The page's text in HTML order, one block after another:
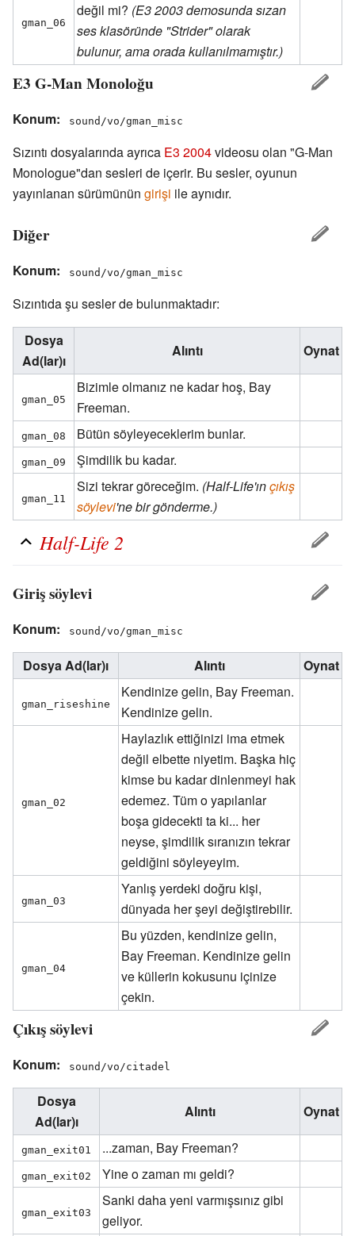
gman_06
değil mi? (E3 2003 demosunda sızan
ses klasöründe "Strider" olarak
bulunur, ama orada kullanılmamıştır.)
E3 G-Man Monoloğu
Konum: sound/vo/gman_misc
Sızıntı dosyalarında ayrıca E3 2004videosu olan "G-Man
Monologue"dan sesleri de içerir. Bu sesler, oyunun
yayınlanan sürümünün girişi ile aynıdır.
Diğer
Konum: sound/vo/gman_misc
Sızıntıda şu sesler de bulunmaktadır:
Dosya
Ad(lar)ı
Alıntı Oynat
gman_05
Bizimle olmanız ne kadar hoş, Bay
Freeman.
gman_08 Bütün söyleyeceklerim bunlar.
gman_09 Şimdilik bu kadar.
gman_11
Sizi tekrar göreceğim. (Half-Life'ınçıkış
söylevi'ne bir gönderme.)
Half-Life 2
Giriş söylevi
Konum: sound/vo/gman_misc
Dosya Ad(lar)ı Alıntı Oynat
gman_riseshine
Kendinize gelin, Bay Freeman.
Kendinize gelin.
gman_02
Haylazlık ettiğinizi ima etmek
değil elbette niyetim. Başka hiç
kimse bu kadar dinlenmeyi hak
edemez. Tüm o yapılanlar
boşa gidecekti ta ki... her
neyse, şimdilik sıranızın tekrar
geldiğini söyleyeyim.
gman_03
Yanlış yerdeki doğru kişi,
dünyada her şeyi değiştirebilir.
gman_04
Bu yüzden, kendinize gelin,
Bay Freeman. Kendinize gelin
ve küllerin kokusunu içinize
çekin.
Çıkış söylevi
Konum: sound/vo/citadel
Dosya
Ad(lar)ı
Alıntı Oynat
gman_exit01 ...zaman, Bay Freeman?
gman_exit02 Yine o zaman mı geldi?
gman_exit03
Sanki daha yeni varmışsınız gibi
geliyor.